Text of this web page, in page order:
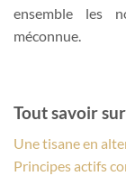
ensemble les
méconnue.
Tout savoir
Une tisane en
Principes actifs